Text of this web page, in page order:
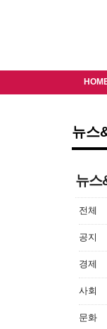
뉴스
뉴스
전체
공지
경제
사회
문화